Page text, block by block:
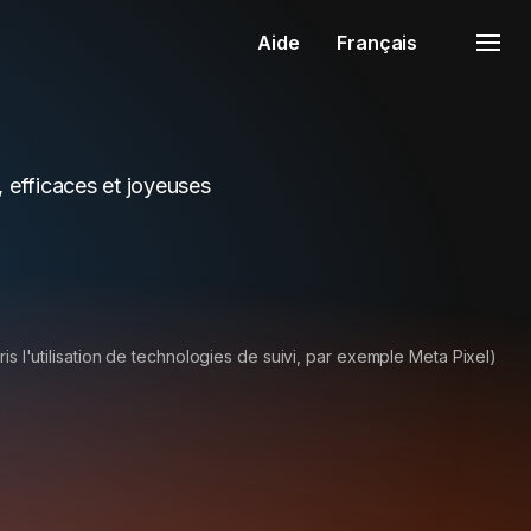
Aide Français
efficaces et joyeuses
l'utilisation de technologies de suivi, par exemple Meta Pixel)